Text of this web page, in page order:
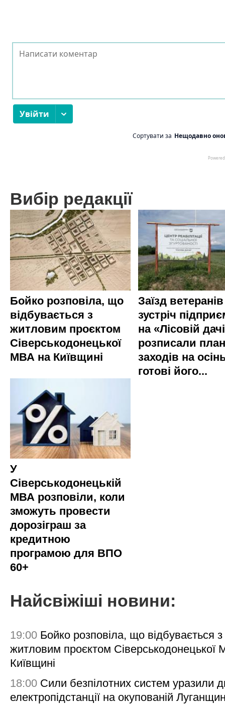
Вибір редакції
Бойко розповіла, що
відбувається з
житловим проєктом
Сіверськодонецької
МВА на Київщині
Заїзд
зустріч
на «Лісовій
розписали план
заходів на
готові його...
У
Сіверськодонецькій
МВА розповіли, коли
зможуть провести
дорозіграш за
кредитною
програмою для ВПО
60+
Найсвіжіші новини:
19:00 Бойко розповіла, що відбувається з
житловим проєктом Сіверськодонецької
Київщині
18:00 Сили безпілотних систем уразили
електропідстанції на окупованій